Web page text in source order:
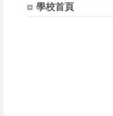
學校首頁